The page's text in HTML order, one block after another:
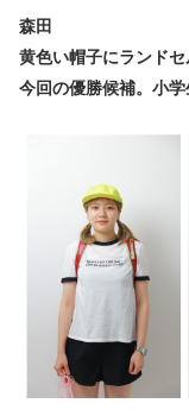
森田
黄色い帽子にランド
今回の優勝候補。小学